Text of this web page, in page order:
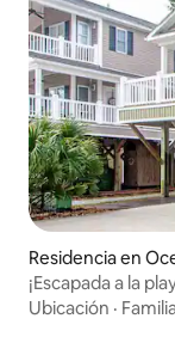
Residencia en
¡Escapada a la
(#MH149A)
Ubicación ·